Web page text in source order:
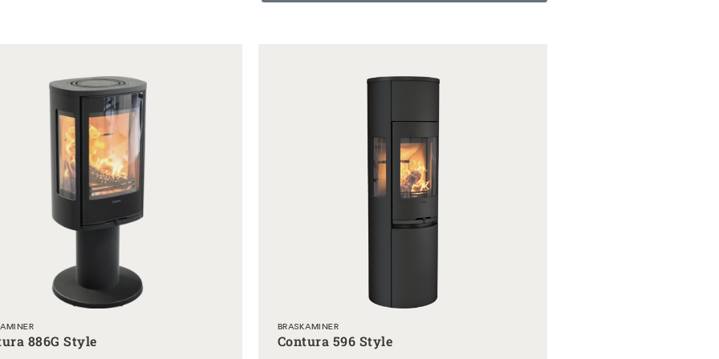
886G Style
BRASKAMINER
Contura 596 Style